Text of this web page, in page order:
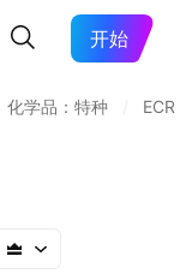
开始
化学品：特种 ECR